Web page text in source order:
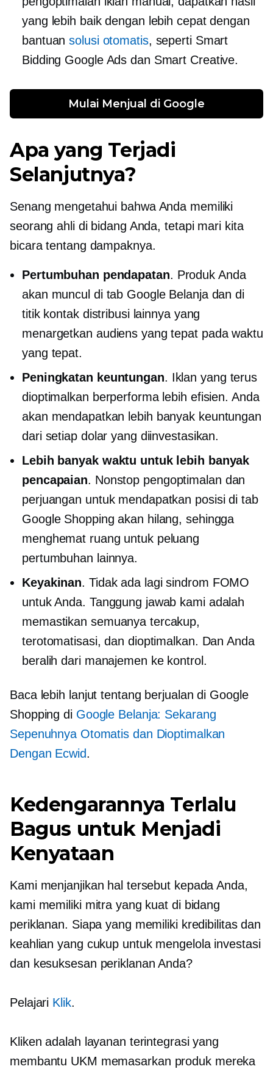
yang lebih baik dengan lebih cepat dengan
bantuansolusi otomatis, seperti Smart
Bidding Google Ads dan Smart Creative.
Mulai Menjual di Google
Apa yang Terjadi
Selanjutnya?
Senang mengetahui bahwa Anda memiliki
seorang ahli di bidang Anda, tetapi mari kita
bicara tentang dampaknya.
Pertumbuhan pendapatan. Produk Anda
akan muncul di tab Google Belanja dan di
titik kontak distribusi lainnya yang
menargetkan audiens yang tepat pada waktu
yang tepat.
Peningkatan keuntungan. Iklan yang terus
dioptimalkan berperforma lebih efisien. Anda
akan mendapatkan lebih banyak keuntungan
dari setiap dolar yang diinvestasikan.
Lebih banyak waktu untuk lebih banyak
pencapaian. Nonstop pengoptimalan dan
perjuangan untuk mendapatkan posisi di tab
Google Shopping akan hilang, sehingga
menghemat ruang untuk peluang
pertumbuhan lainnya.
Keyakinan. Tidak ada lagi sindrom FOMO
untuk Anda. Tanggung jawab kami adalah
memastikan semuanya tercakup,
terotomatisasi, dan dioptimalkan. Dan Anda
beralih dari manajemen ke kontrol.
Baca lebih lanjut tentang berjualan di Google
Shopping di Google Belanja: Sekarang
Sepenuhnya Otomatis dan Dioptimalkan
Dengan Ecwid.
Kedengarannya Terlalu
Bagus untuk Menjadi
Kenyataan
Kami menjanjikan hal tersebut kepada Anda,
kami memiliki mitra yang kuat di bidang
periklanan. Siapa yang memiliki kredibilitas dan
keahlian yang cukup untuk mengelola investasi
dan kesuksesan periklanan Anda?
Pelajari Klik.
Kliken adalah layanan terintegrasi yang
membantu UKM memasarkan produk mereka